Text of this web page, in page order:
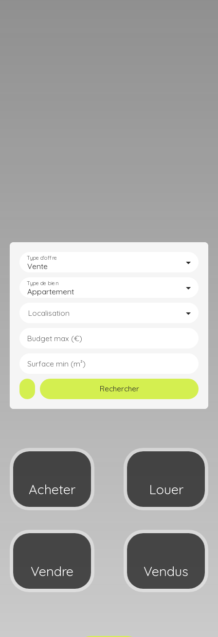
Vente
Type d'offre
Appartement
Type de bien
Localisation
Budget max (€)
Surface min (m²)
Rechercher
Acheter Louer
Vendre Vendus